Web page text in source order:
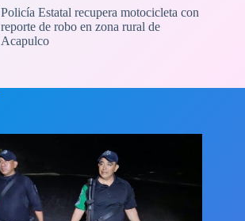
Policía Estatal recupera motocicleta con
reporte de robo en zona rural de
Acapulco